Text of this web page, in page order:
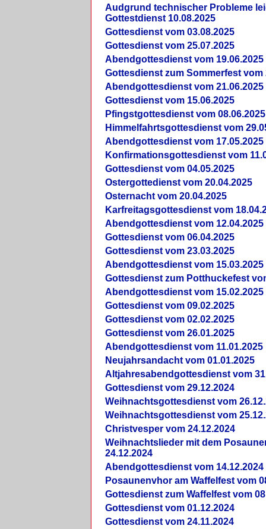
Audgrund technischer Probleme
Gottestdienst 10.08.2025
Gottesdienst vom 03.08.2025
Gottesdienst vom 25.07.2025
Abendgottesdienst vom 19.06.2025
Gottesdienst zum Sommerfest vom
Abendgottesdienst vom 21.06.2025
Gottesdienst vom 15.06.2025
Pfingstgottesdienst vom 08.06.2025
Himmelfahrtsgottesdienst vom
Abendgottesdienst vom 17.05.2025
Konfirmationsgottesdienst vom
Gottesdienst vom 04.05.2025
Ostergottedienst vom 20.04.2025
Osternacht vom 20.04.2025
Karfreitagsgottesdienst vom
Abendgottesdienst vom 12.04.2025
Gottesdienst vom 06.04.2025
Gottesdienst vom 23.03.2025
Abendgottesdienst vom 15.03.2025
Gottesdienst zum Potthuckefest
Abendgottesdienst vom 15.02.2025
Gottesdienst vom 09.02.2025
Gottesdienst vom 02.02.2025
Gottesdienst vom 26.01.2025
Abendgottesdienst vom 11.01.2025
Neujahrsandacht vom 01.01.2025
Altjahresabendgottesdienst vom
Gottesdienst vom 29.12.2024
Weihnachtsgottesdienst vom
Weihnachtsgottesdienst vom
Christvesper vom 24.12.2024
Weihnachtslieder mit dem
24.12.2024
Abendgottesdienst vom 14.12.2024
Posaunenvhor am Waffelfest vom
Gottesdienst zum Waffelfest vom
Gottesdienst vom 01.12.2024
Gottesdienst vom 24.11.2024